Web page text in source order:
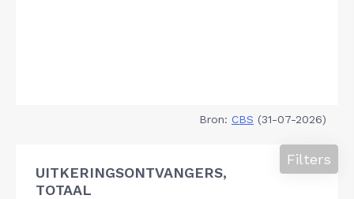
Bron: CBS (31-07-2026)
UITKERINGSONTVANGERS,
TOTAAL
Filters